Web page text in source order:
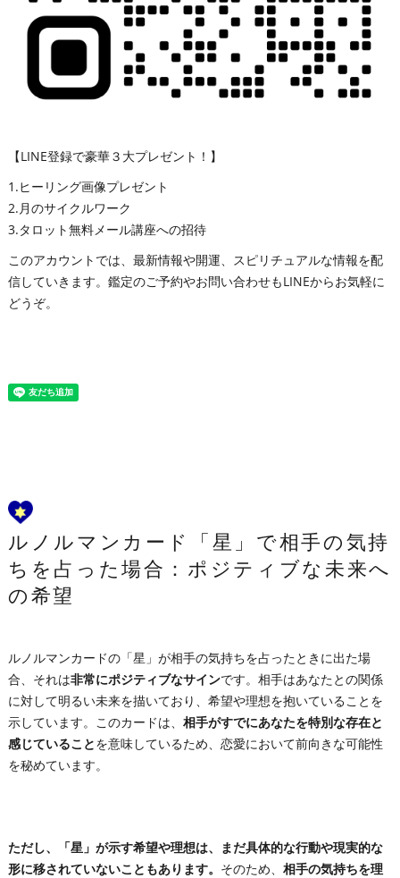
【LINE登録で豪華３大プレゼント！】
1.ヒーリング画像プレゼント
2.月のサイクルワーク
3.タロット無料メール講座への招待
このアカウントでは、最新情報や開運、スピリチュアルな情報を配
信していきます。鑑定のご予約やお問い合わせもLINEからお気軽に
どうぞ。
ルノルマンカード「星」で相手の気持
ちを占った場合：ポジティブな未来へ
の希望
ルノルマンカードの「星」が相手の気持ちを占ったときに出た場
合、それは非常にポジティブなサインです。相手はあなたとの関係
に対して明るい未来を描いており、希望や理想を抱いていることを
示しています。このカードは、 相手がすでにあなたを特別な存在と
感じていることを意味しているため、恋愛において前向きな可能性
を秘めています。
ただし、「星」が示す希望や理想は、まだ具体的な行動や現実的な
形に移されていないこともあります。 そのため、 相手の気持ちを理